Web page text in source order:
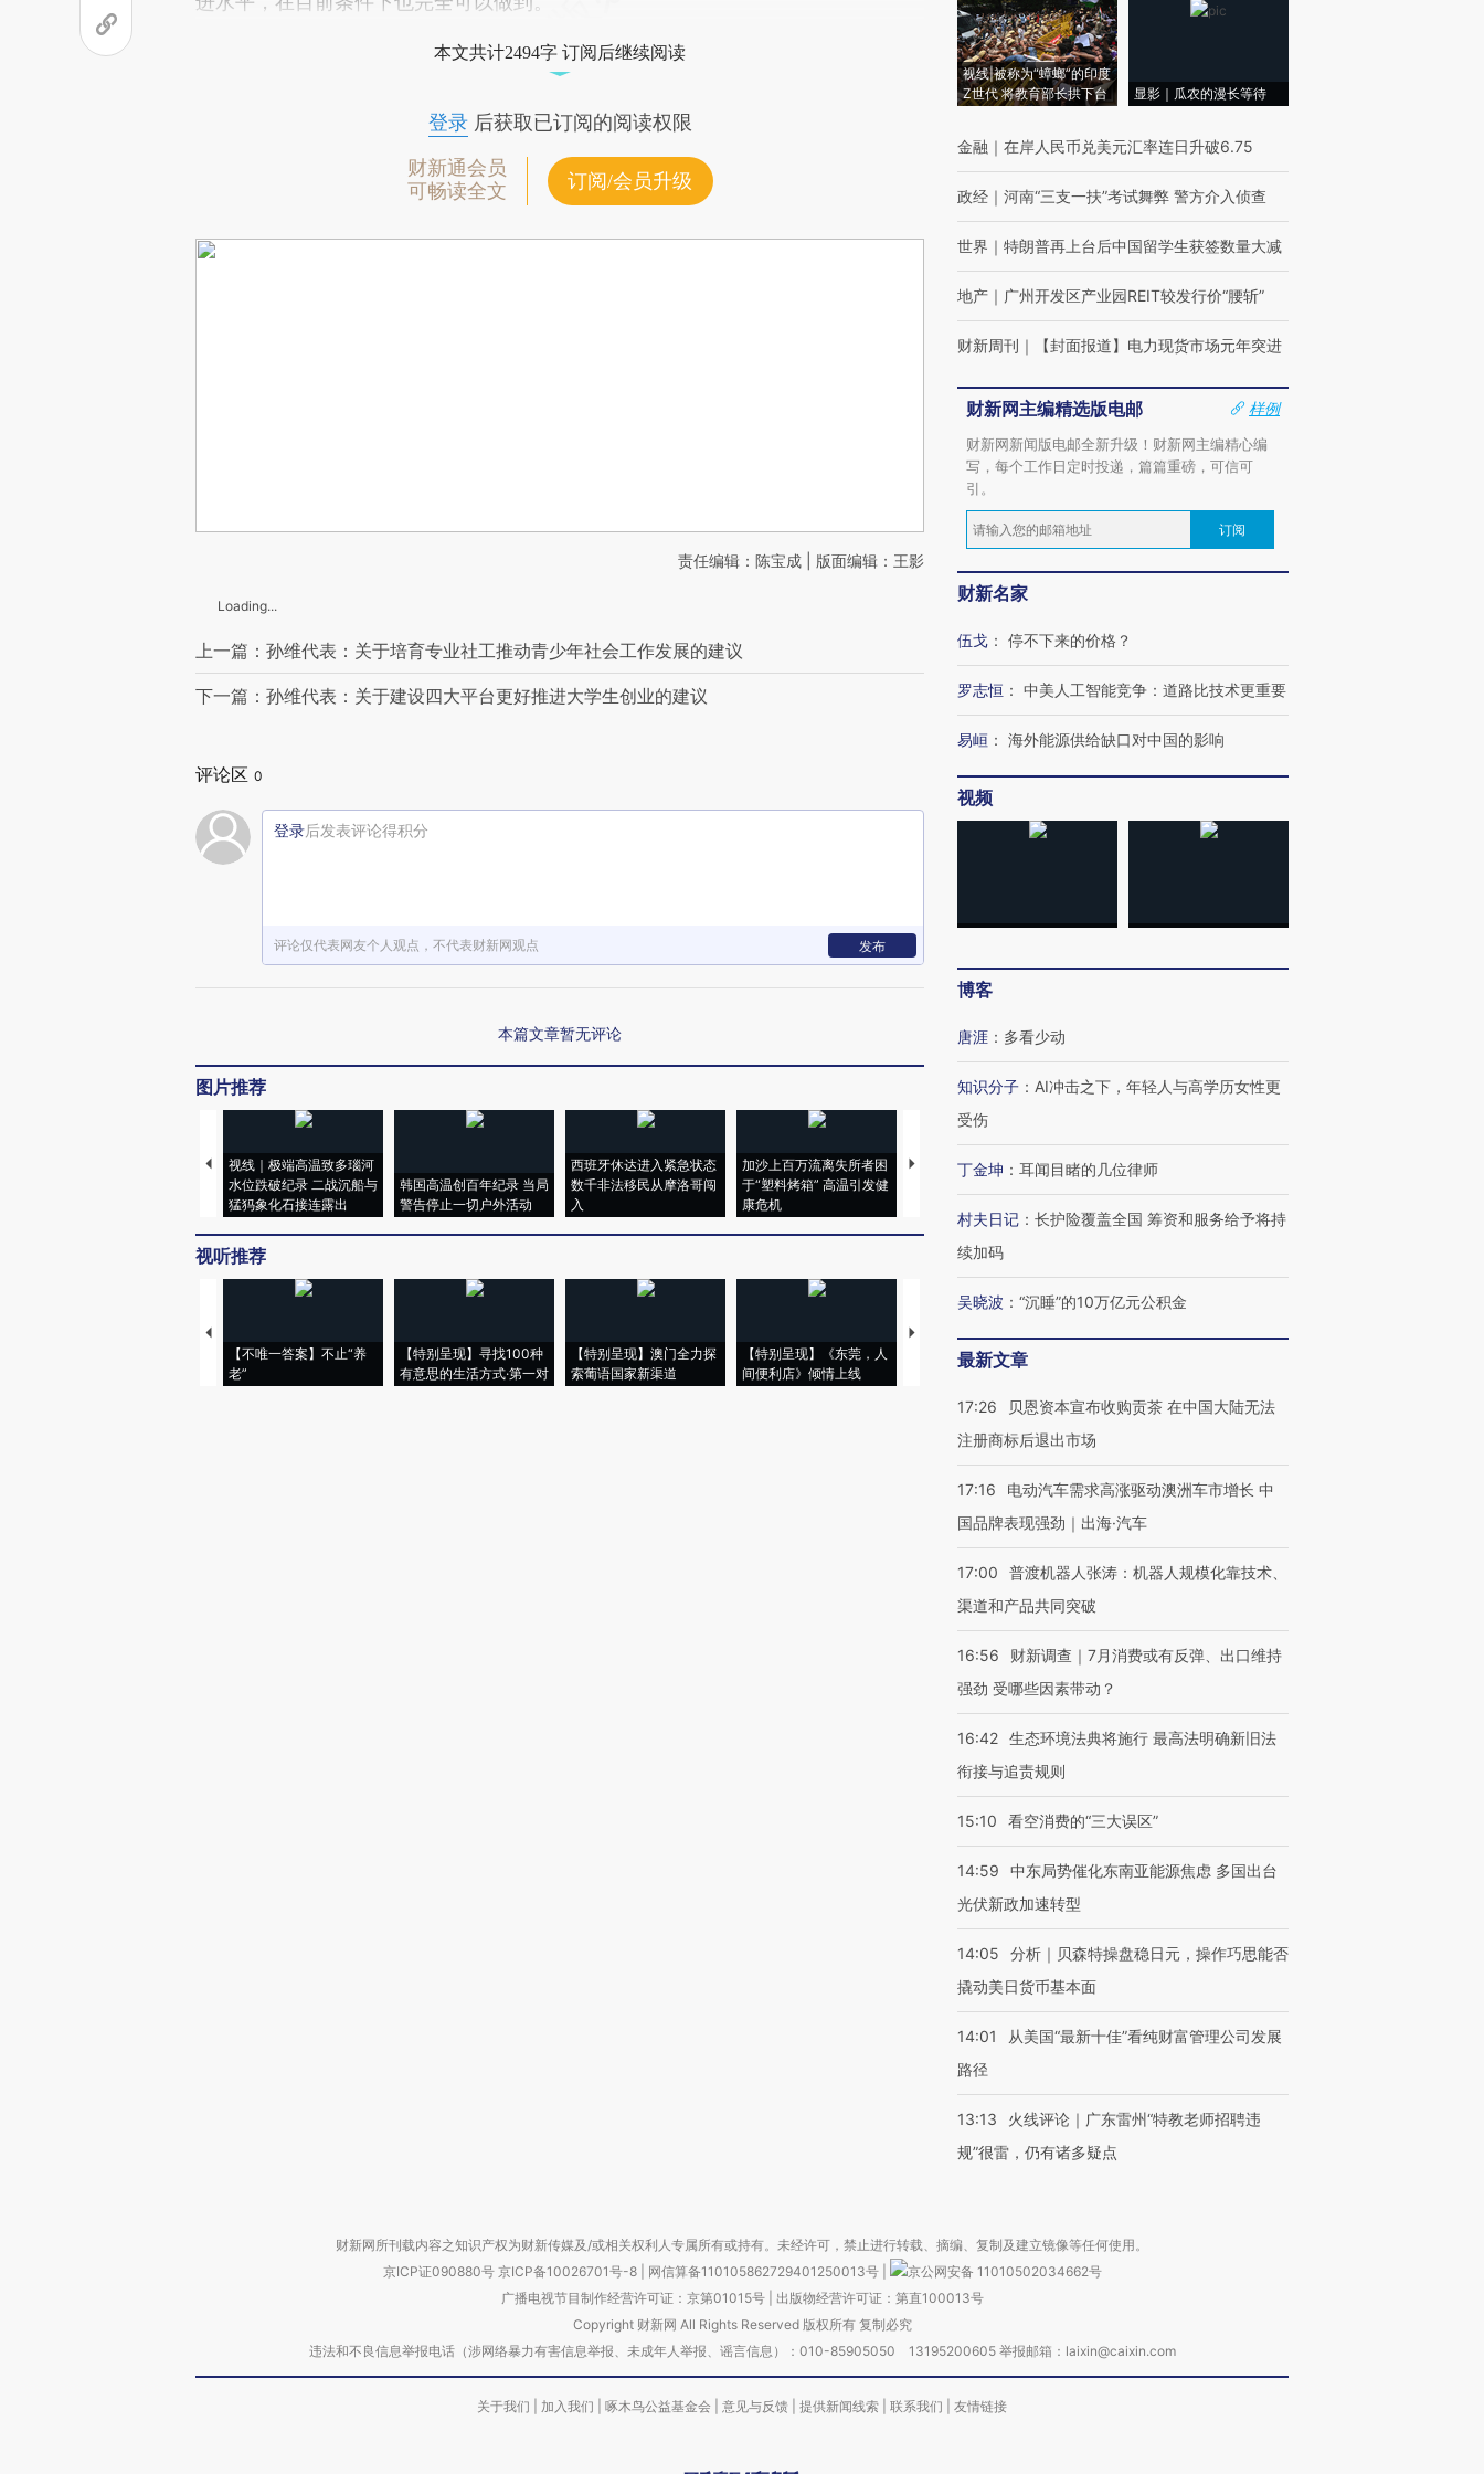
本文共计2494字 订阅后继续阅读
登录后获取已订阅的阅读权限
财新通会员
可畅读全文
订阅/会员升级
责任编辑：陈宝成 | 版面编辑：王影
Loading...
上一篇：孙维代表：关于培育专业社工推动青少年社会工作发展的建议
下一篇：孙维代表：关于建设四大平台更好推进大学生创业的建议
评论区 0
登录后发表评论得积分
评论仅代表网友个人观点，不代表财新网观点 发布
本篇文章暂无评论
图片推荐
视线｜极端高温致多瑙河
水位跌破纪录 二战沉船与
猛犸象化石接连露出
韩国高温创百年纪录 当局
警告停止一切户外活动
西班牙休达进入紧急状态
数千非法移民从摩洛哥闯
入
加沙上百万流离失所者困
于“塑料烤箱” 高温引发健
康危机
马航飞行员跨国走私7万
视线｜HYROX的吸金
视听推荐
【不唯一答案】不止“养
老”
【特别呈现】寻找100种
有意思的生活方式·第一对
【特别呈现】澳门全力探
索葡语国家新渠道
【特别呈现】《东莞，人
间便利店》倾情上线
【推广】走进第四届链博
会，让数智科技“链”接产
【商旅对话】华住集团
视线|被称为“蟑螂”的印度
Z世代 将教育部长拱下台
显影｜瓜农的漫长等待
金融 ｜ 在岸人民币兑美元汇率连日升破6.75
政经 ｜ 河南“三支一扶”考试舞弊 警方介入侦查
世界 ｜ 特朗普再上台后中国留学生获签数量大减
地产 ｜ 广州开发区产业园REIT较发行价“腰斩”
财新周刊 ｜ 【封面报道】电力现货市场元年突进
财新网主编精选版电邮
样例
财新网新闻版电邮全新升级！财新网主编精心编
写，每个工作日定时投递，篇篇重磅，可信可
引。
订阅
财新名家
伍戈 ： 停不下来的价格？
罗志恒 ： 中美人工智能竞争：道路比技术更重要
易峘 ： 海外能源供给缺口对中国的影响
视频
博客
唐涯 ： 多看少动
知识分子 ： AI冲击之下，年轻人与高学历女性更
受伤
丁金坤 ： 耳闻目睹的几位律师
村夫日记 ： 长护险覆盖全国 筹资和服务给予将持
续加码
吴晓波 ： “沉睡”的10万亿元公积金
最新文章
17:26
贝恩资本宣布收购贡茶 在中国大陆无法
注册商标后退出市场
17:16
电动汽车需求高涨驱动澳洲车市增长 中
国品牌表现强劲｜出海·汽车
17:00
普渡机器人张涛：机器人规模化靠技术、
渠道和产品共同突破
16:56
财新调查｜7月消费或有反弹、出口维持
强劲 受哪些因素带动？
16:42 生态环境法典将施行 最高法明确新旧法
衔接与追责规则
15:10 看空消费的“三大误区”
14:59
中东局势催化东南亚能源焦虑 多国出台
光伏新政加速转型
14:05
分析｜贝森特操盘稳日元，操作巧思能否
撬动美日货币基本面
14:01
从美国“最新十佳”看纯财富管理公司发展
路径
13:13
火线评论｜广东雷州“特教老师招聘违
规”很雷，仍有诸多疑点
财新网所刊载内容之知识产权为财新传媒及/或相关权利人专属所有或持有。未经许可，禁止进行转载、摘编、复制及建立镜像等任何使用。
京ICP证090880号 京ICP备10026701号-8 网信算备110105862729401250013号
京公网安备 11010502034662号
广播电视节目制作经营许可证：京第01015号| 出版物经营许可证：第直100013号
Copyright 财新网 All Rights Reserved 版权所有 复制必究
违法和不良信息举报电话（涉网络暴力有害信息举报、未成年人举报、谣言信息）：010-85905050 13195200605 举报邮箱：laixin@caixin.com
关于我们 加入我们 啄木鸟公益基金会 意见与反馈 提供新闻线索 联系我们 友情链接